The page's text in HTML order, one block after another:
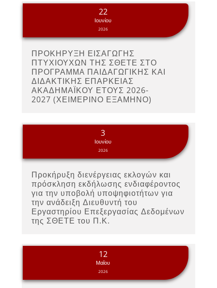
ΠΡΟΚΗΡΥΞΗ ΕΙΣΑΓΩΓΗΣ
ΠΤΥΧΙΟΥΧΩΝ ΤΗΣ ΣΘΕΤΕ ΣΤΟ
ΠΡΟΓΡΑΜΜA ΠΑΙΔΑΓΩΓΙΚΗΣ ΚΑΙ
ΔΙΔΑΚΤΙΚΗΣ ΕΠΑΡΚΕΙΑΣ
ΑΚΑΔΗΜΑΪΚΟΥ ΕΤΟΥΣ 2026-
2027 (ΧΕΙΜΕΡΙΝΟ ΕΞΑΜΗΝΟ)
22
Ιουνίου
2026
Προκήρυξη διενέργειας εκλογών και
πρόσκληση εκδήλωσης ενδιαφέροντος
για την υποβολή υποψηφιοτήτων για
την ανάδειξη Διευθυντή του
Εργαστηρίου Επεξεργασίας Δεδομένων
της ΣΘΕΤΕ του Π.Κ.
3
Ιουνίου
2026
12
Μαΐου
2026